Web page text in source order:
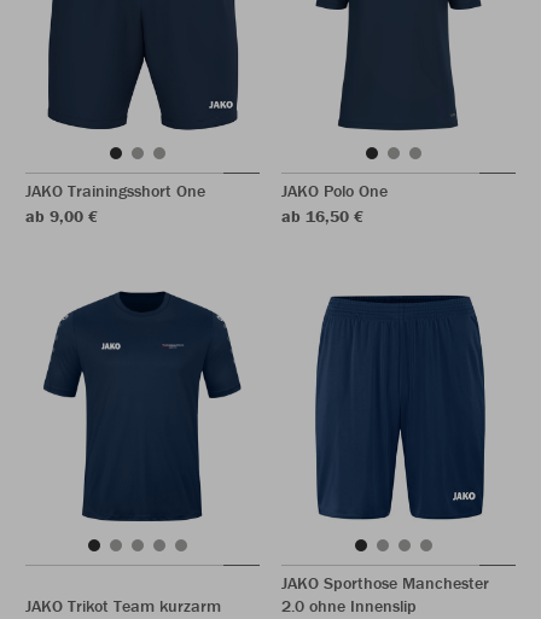
JAKO Trainingsshort One
ab 9,00 €
JAKO Polo One
ab 16,50 €
JAKO Trikot Team kurzarm
JAKO Sporthose Manchester
2.0 ohne Innenslip